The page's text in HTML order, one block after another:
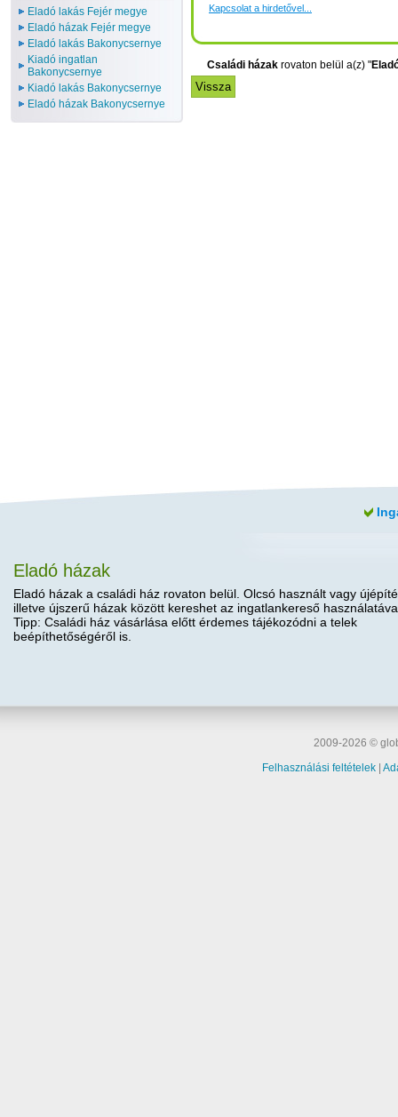
Eladó lakás Fejér megye
Eladó házak Fejér megye
Eladó lakás Bakonycsernye
Kiadó ingatlan
Bakonycsernye
Kiadó lakás Bakonycsernye
Eladó házak Bakonycsernye
Kapcsolat a hirdetővel...
Családi házak rovaton belül a(z) "
Eladó házak
Eladó házak a családi ház rovaton belül. Olcsó használt vagy
illetve újszerű házak között kereshet az ingatlankereső
Tipp: Családi ház vásárlása előtt érdemes tájékozódni a telek
beépíthetőségéről is.
2009-2026 ©
Felhasználási feltételek